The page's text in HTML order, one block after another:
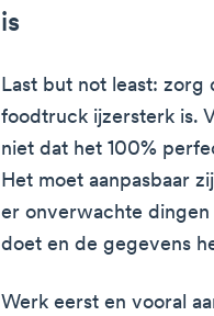
is
Last but not least:
foodtruck ijzersterk is.
niet dat het 100%
Het moet aanpasbaar
er onverwachte
doet en de gegevens
Werk eerst en vooral